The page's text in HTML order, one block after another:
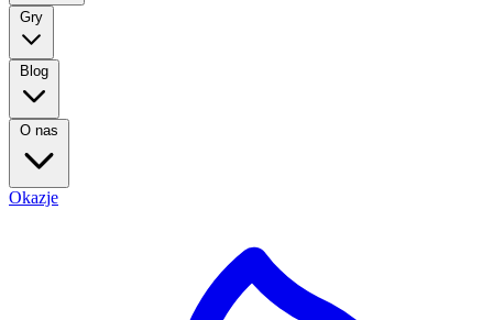
Gry
Blog
O nas
Okazje